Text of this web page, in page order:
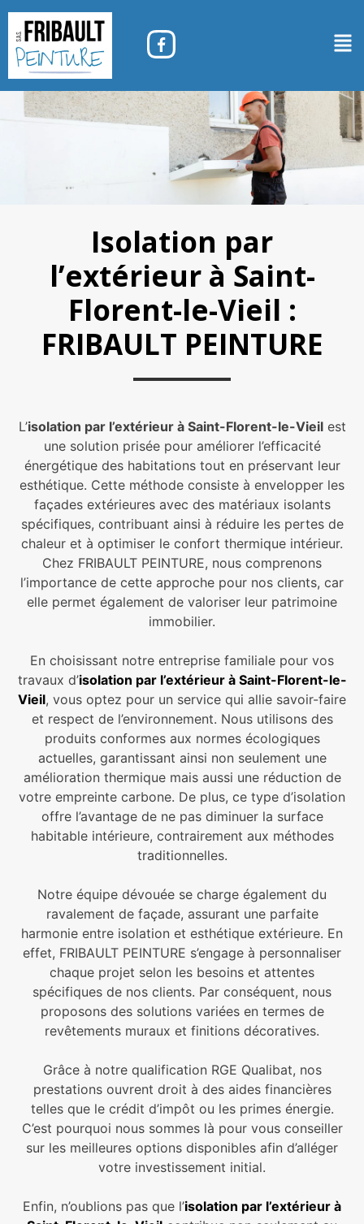
Isolation par
l’extérieur à Saint-
Florent-le-Vieil :
FRIBAULT PEINTURE
L’isolation par l’extérieur à Saint-Florent-le-Vieilest
une solution prisée pour améliorer l’efficacité
énergétique des habitations tout en préservant leur
esthétique. Cette méthode consiste à envelopper les
façades extérieures avec des matériaux isolants
spécifiques, contribuant ainsi à réduire les pertes de
chaleur et à optimiser le confort thermique intérieur.
Chez FRIBAULT PEINTURE, nous comprenons
l’importance de cette approche pour nos clients, car
elle permet également de valoriser leur patrimoine
immobilier.
En choisissant notre entreprise familiale pour vos
travaux d’isolation par l’extérieur à Saint-Florent-le-
Vieil, vous optez pour un service qui allie savoir-faire
et respect de l’environnement. Nous utilisons des
produits conformes aux normes écologiques
actuelles, garantissant ainsi non seulement une
amélioration thermique mais aussi une réduction de
votre empreinte carbone. De plus, ce type d’isolation
offre l’avantage de ne pas diminuer la surface
habitable intérieure, contrairement aux méthodes
traditionnelles.
Notre équipe dévouée se charge également du
ravalement de façade, assurant une parfaite
harmonie entre isolation et esthétique extérieure. En
effet, FRIBAULT PEINTURE s’engage à personnaliser
chaque projet selon les besoins et attentes
spécifiques de nos clients. Par conséquent, nous
proposons des solutions variées en termes de
revêtements muraux et finitions décoratives.
Grâce à notre qualification RGE Qualibat, nos
prestations ouvrent droit à des aides financières
telles que le crédit d’impôt ou les primes énergie.
C’est pourquoi nous sommes là pour vous conseiller
sur les meilleures options disponibles afin d’alléger
votre investissement initial.
Enfin, n’oublions pas que l’isolation par l’extérieur à